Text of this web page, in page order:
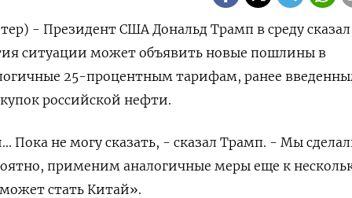
- Президент США Дональд Трамп в среду
ситуации может объявить новые пошлины в
25-процентным тарифам, ранее
российской нефти.
Пока не могу сказать, - сказал Трамп. - Мы
применим аналогичные меры еще к
стать Китай».